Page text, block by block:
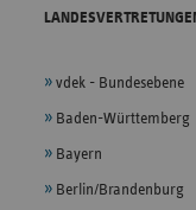
vdek - Bundesebene
Baden-Württemberg
Bayern
Berlin/Brandenburg